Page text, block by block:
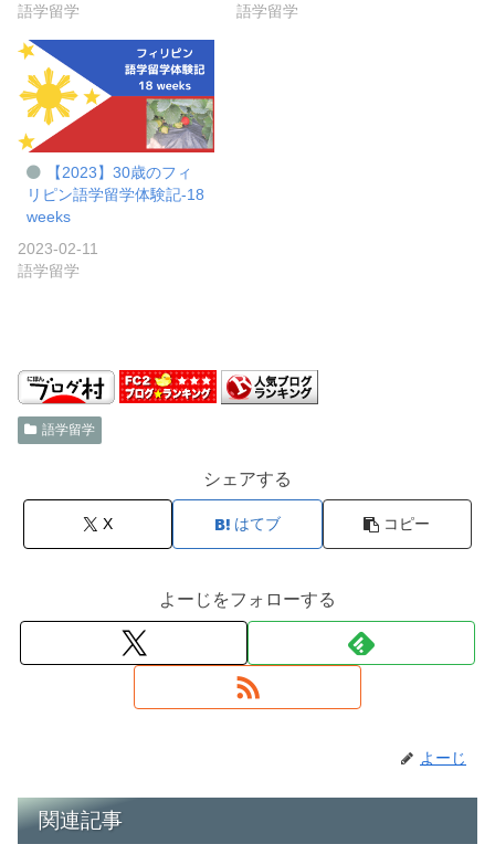
語学留学
語学留学
【2023】30歳のフィ
リピン語学留学体験記-18
weeks
2023-02-11
語学留学
語学留学
シェアする
X はてブ コピー
よーじをフォローする
よーじ
関連記事